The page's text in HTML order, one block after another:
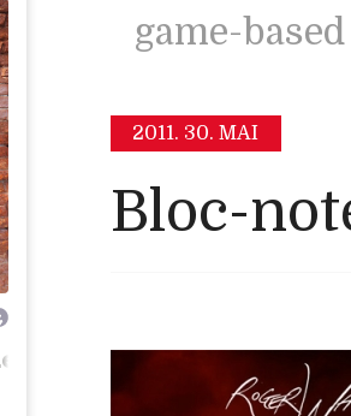
game-
2011. 30. MAI
Bloc-